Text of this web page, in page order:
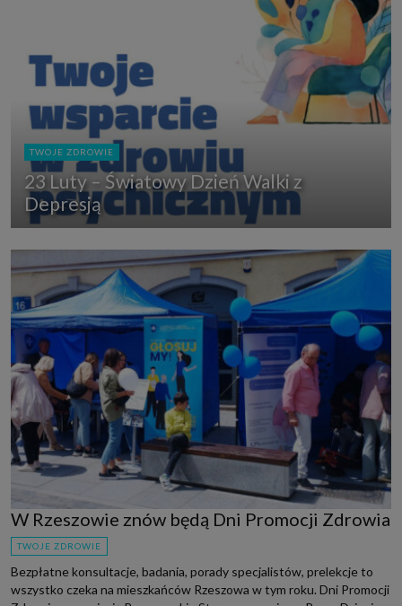
TWOJE ZDROWIE
23 Luty – Światowy Dzień Walki z
Depresją
W Rzeszowie znów będą Dni Promocji Zdrowia
TWOJE ZDROWIE
Bezpłatne konsultacje, badania, porady specjalistów, prelekcje to
wszystko czeka na mieszkańców Rzeszowa w tym roku. Dni Promocji